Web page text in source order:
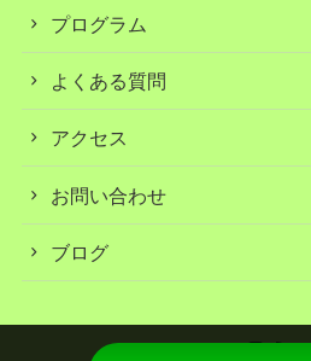
プログラム
よくある質問
アクセス
お問い合わせ
ブログ